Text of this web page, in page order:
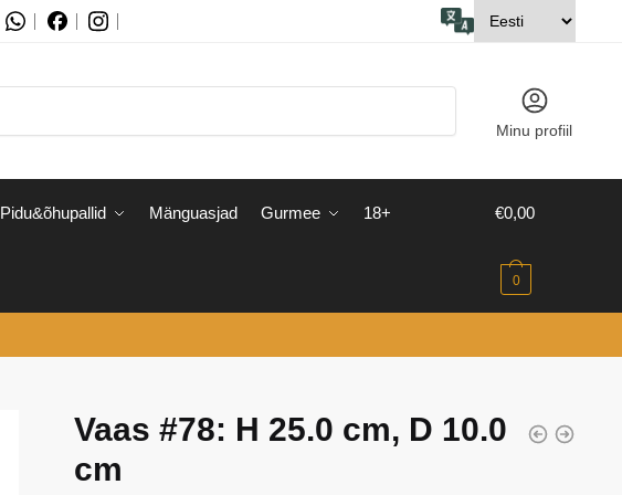
Minu profiil
Pidu&õhupallid Mänguasjad Gurmee 18+ €0,00
0
Vaas #78: H 25.0 cm, D 10.0
cm